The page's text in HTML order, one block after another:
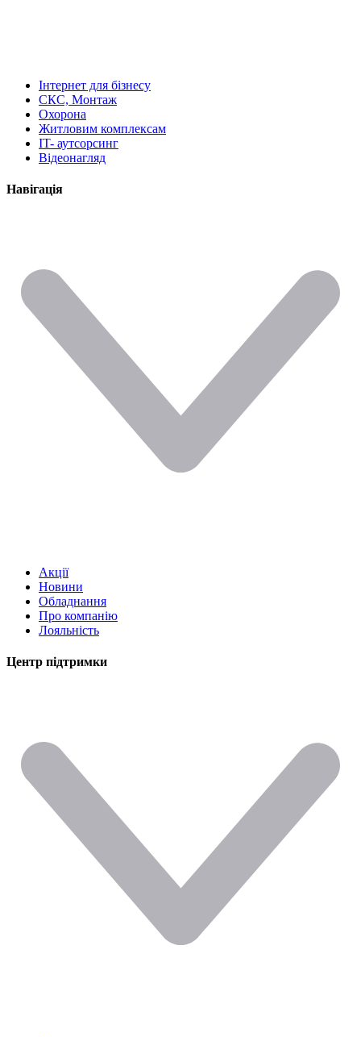
Інтернет для бізнесу
СКС, Монтаж
Охорона
Житловим комплексам
IT- аутсорсинг
Відеонагляд
Навігація
Акції
Новини
Обладнання
Про компанію
Лояльність
Центр підтримки